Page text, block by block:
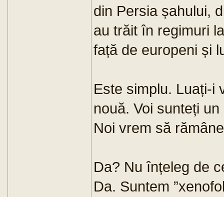
din Persia șahului,
au trăit în regimuri
față de europeni și
Este simplu. Luați-i
nouă. Voi sunteți
Noi vrem să
Da? Nu înțeleg de
Da. Suntem